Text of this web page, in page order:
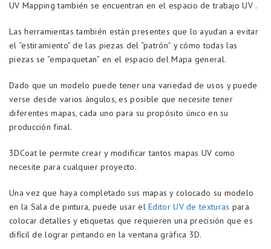
UV Mapping también se encuentran en el espacio de trabajo UV .
Las herramientas también están presentes que lo ayudan a evitar
el “estiramiento” de las piezas del “patrón” y cómo todas las
piezas se “empaquetan” en el espacio del Mapa general.
Dado que un modelo puede tener una variedad de usos y puede
verse desde varios ángulos, es posible que necesite tener
diferentes mapas, cada uno para su propósito único en su
producción final.
3DCoat le permite crear y modificar tantos mapas UV como
necesite para cualquier proyecto.
Una vez que haya completado sus mapas y colocado su modelo
en la Sala de pintura, puede usar elEditor UV de texturas para
colocar detalles y etiquetas que requieren una precisión que es
difícil de lograr pintando en la ventana gráfica 3D.